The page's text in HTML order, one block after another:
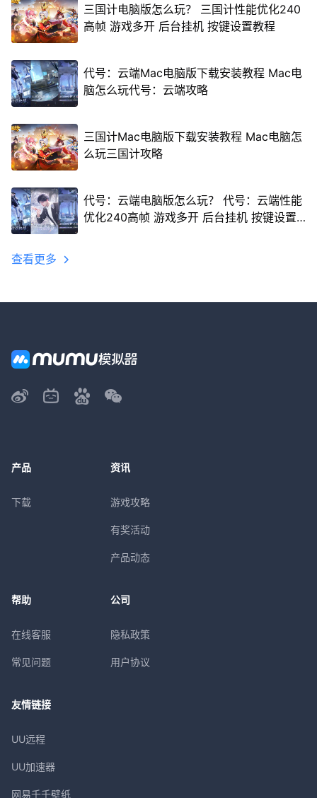
三国计电脑版怎么玩？ 三国计性能优化240
高帧 游戏多开 后台挂机 按键设置教程
代号：云端Mac电脑版下载安装教程 Mac电
脑怎么玩代号：云端攻略
三国计Mac电脑版下载安装教程 Mac电脑怎
么玩三国计攻略
代号：云端电脑版怎么玩？ 代号：云端性能
优化240高帧 游戏多开 后台挂机 按键设置
查看更多
产品
下载
资讯
游戏攻略
有奖活动
产品动态
帮助
在线客服
常见问题
公司
隐私政策
用户协议
友情链接
UU远程
UU加速器
网易千千壁纸